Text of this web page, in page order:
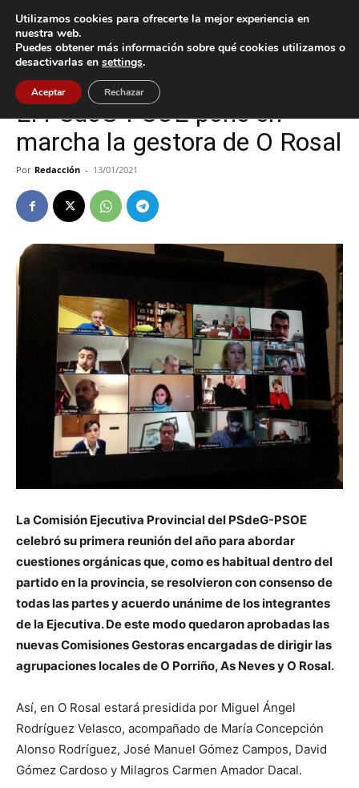
Inicio O Rosal
O Rosal Política
El PSdeG-PSOE pone en
marcha la gestora de O Rosal
Por Redacción - 13/01/2021
La Comisión Ejecutiva Provincial del PSdeG-PSOE
celebró su primera reunión del año para abordar
cuestiones orgánicas que, como es habitual dentro del
partido en la provincia, se resolvieron con consenso de
todas las partes y acuerdo unánime de los integrantes
de la Ejecutiva. De este modo quedaron aprobadas las
nuevas Comisiones Gestoras encargadas de dirigir las
agrupaciones locales de O Porriño, As Neves y O Rosal.
Así, en O Rosal estará presidida por Miguel Ángel
Rodríguez Velasco, acompañado de María Concepción
Alonso Rodríguez, José Manuel Gómez Campos, David
Gómez Cardoso y Milagros Carmen Amador Dacal.
Utilizamos cookies para ofrecerte la mejor experiencia en
nuestra web.
Puedes obtener más información sobre qué cookies utilizamos o
desactivarlas en settings.
Aceptar Rechazar